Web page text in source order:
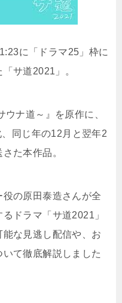
に「ドラマ25」枠に
サ道2021」。
ウナ道～』を原作に、
同じ年の12月と翌年2
た本作品。
の原田泰造さんが全
ドラマ「サ道2021」
な見逃し配信や、お
て徹底解説しました